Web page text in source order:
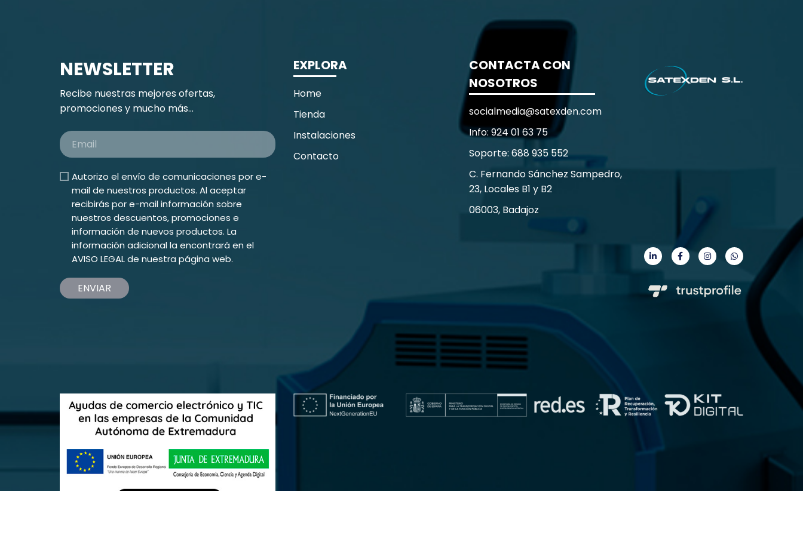
NEWSLETTER
Recibe nuestras mejores ofertas,
promociones y mucho más...
Autorizo el envío de comunicaciones por e-
mail de nuestros productos. Al aceptar
recibirás por e-mail información sobre
nuestros descuentos, promociones e
información de nuevos productos. La
información adicional la encontrará en el
AVISO LEGALde nuestra página web.
ENVIAR
EXPLORA
Home
Tienda
Instalaciones
Contacto
CONTACTA CON
NOSOTROS
socialmedia@satexden.com
Info: 924 01 63 75
Soporte: 688 935 552
C. Fernando Sánchez Sampedro,
23, Locales B1 y B2
06003, Badajoz